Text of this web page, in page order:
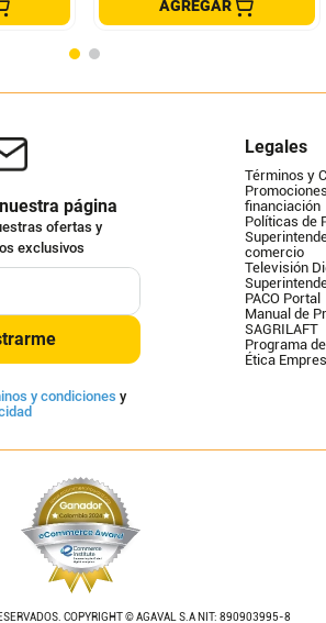
AGREGAR
página
ofertas y
exclusivos
y condiciones y
Legales
Términos y
financiación
Políticas de
comercio
Televisión
PACO Portal
Manual de
SAGRILAFT
Programa
Ética
COPYRIGHT © AGAVAL S.A NIT: 890903995-8